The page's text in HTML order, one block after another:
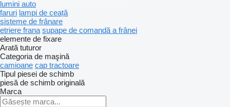
lumini auto
faruri lampi de ceață
sisteme de frânare
etriere frana supape de comandă a frânei
elemente de fixare
Arată tuturor
Categoria de maşină
camioane cap tractoare
Tipul piesei de schimb
piesă de schimb originală
Marca